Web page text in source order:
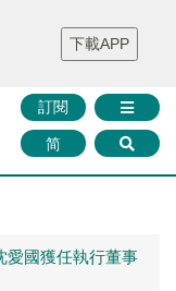
財華證券 媒體矩陣
智庫沙龍
聯絡我們
訂閱
简
下載APP
愛國獲任執行董事